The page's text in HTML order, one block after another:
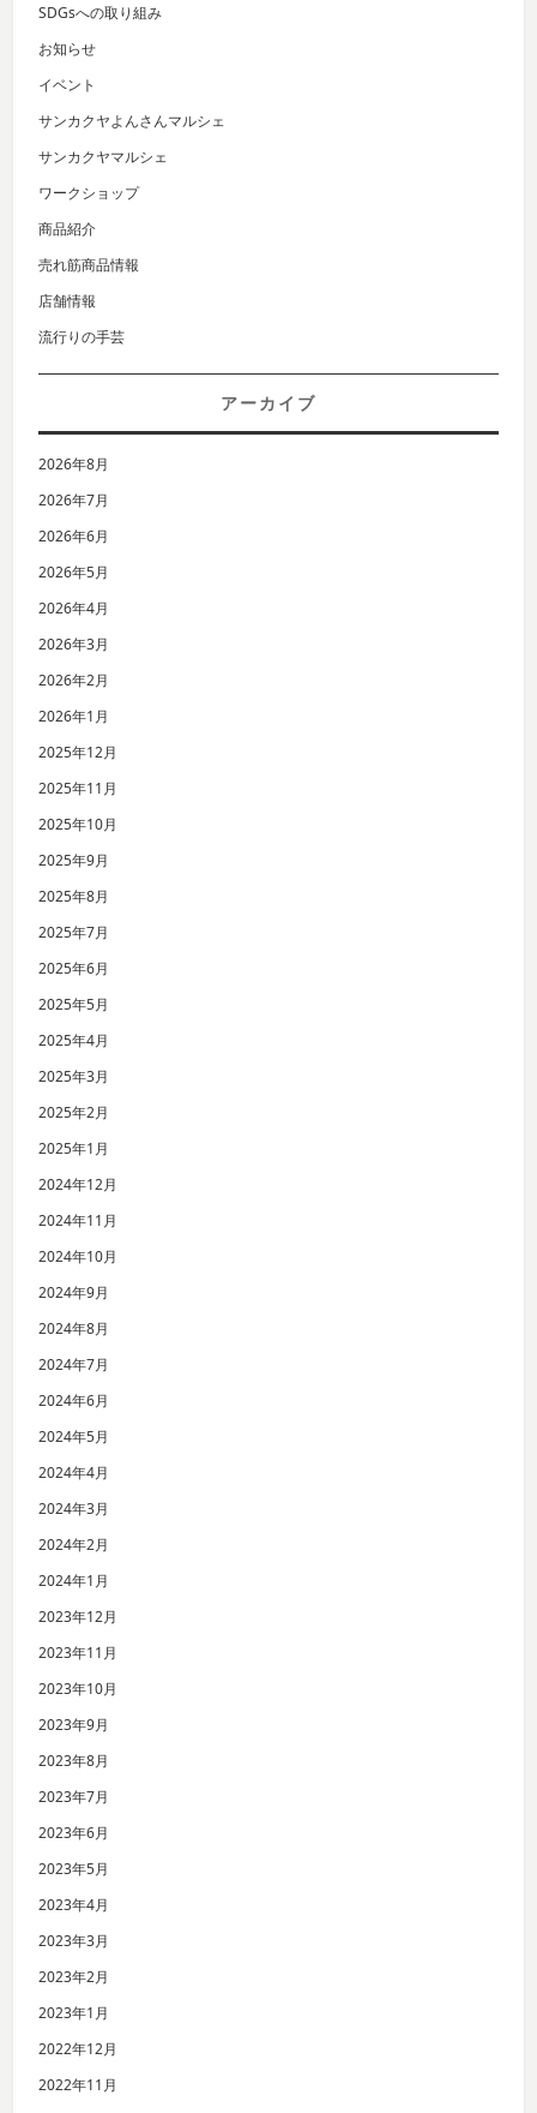
SDGsへの取り組み
お知らせ
イベント
サンカクヤよんさんマルシェ
サンカクヤマルシェ
ワークショップ
商品紹介
売れ筋商品情報
店舗情報
流行りの手芸
アーカイブ
2026年8月
2026年7月
2026年6月
2026年5月
2026年4月
2026年3月
2026年2月
2026年1月
2025年12月
2025年11月
2025年10月
2025年9月
2025年8月
2025年7月
2025年6月
2025年5月
2025年4月
2025年3月
2025年2月
2025年1月
2024年12月
2024年11月
2024年10月
2024年9月
2024年8月
2024年7月
2024年6月
2024年5月
2024年4月
2024年3月
2024年2月
2024年1月
2023年12月
2023年11月
2023年10月
2023年9月
2023年8月
2023年7月
2023年6月
2023年5月
2023年4月
2023年3月
2023年2月
2023年1月
2022年12月
2022年11月